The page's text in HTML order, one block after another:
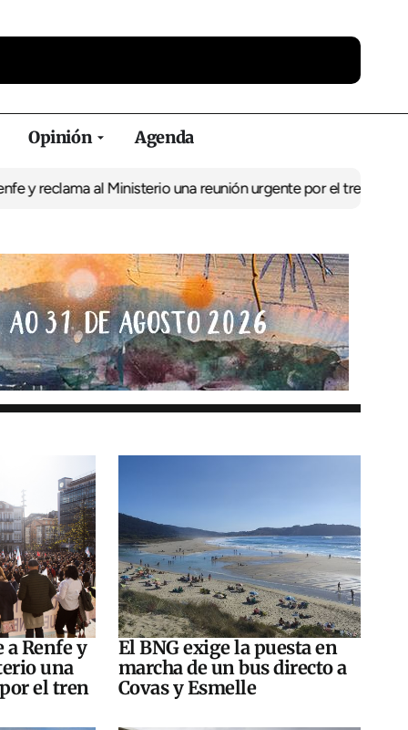
Opinión Agenda
al Ministerio una reunión urgente por el trenEl BNG exige la
Renfe y
una
el tren
El BNG exige la puesta en
marcha de un bus directo a
Covas y Esmelle